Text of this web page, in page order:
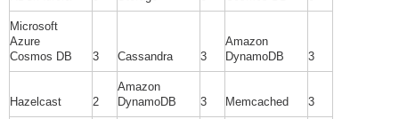
Microsoft
Azure
Cosmos DB
3 Cassandra 3
Amazon
DynamoDB
3
Hazelcast 2
Amazon
DynamoDB
3 Memcached 3